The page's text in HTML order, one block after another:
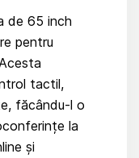
de 65 inch
pentru
tactil,
făcându-l o
la
și